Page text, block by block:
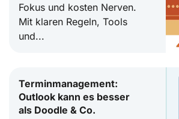
Fokus und kosten Nerven.
Mit klaren Regeln, Tools
und...
Terminmanagement:
Outlook kann es besser
als Doodle & Co.